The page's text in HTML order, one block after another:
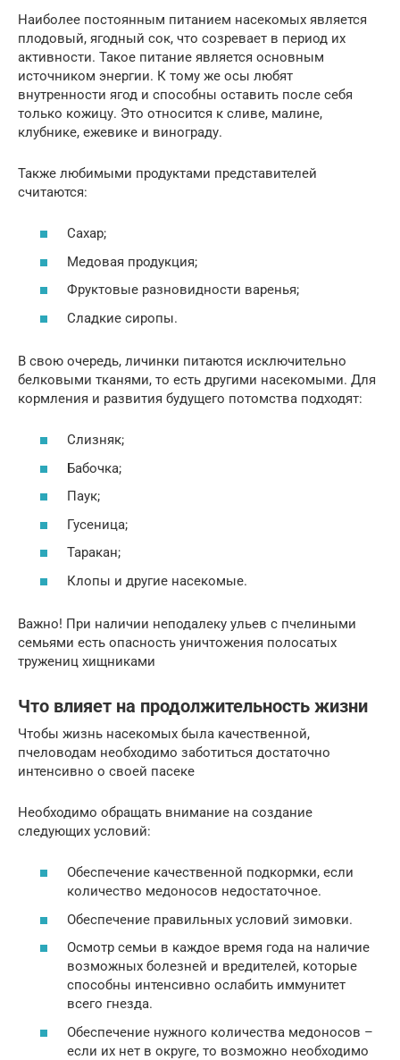
Наиболее постоянным питанием насекомых является
плодовый, ягодный сок, что созревает в период их
активности. Такое питание является основным
источником энергии. К тому же осы любят
внутренности ягод и способны оставить после себя
только кожицу. Это относится к сливе, малине,
клубнике, ежевике и винограду.
Также любимыми продуктами представителей
считаются:
Сахар;
Медовая продукция;
Фруктовые разновидности варенья;
Сладкие сиропы.
В свою очередь, личинки питаются исключительно
белковыми тканями, то есть другими насекомыми. Для
кормления и развития будущего потомства подходят:
Слизняк;
Бабочка;
Паук;
Гусеница;
Таракан;
Клопы и другие насекомые.
Важно! При наличии неподалеку ульев с пчелиными
семьями есть опасность уничтожения полосатых
тружениц хищниками
Что влияет на продолжительность жизни
Чтобы жизнь насекомых была качественной,
пчеловодам необходимо заботиться достаточно
интенсивно о своей пасеке
Необходимо обращать внимание на создание
следующих условий:
Обеспечение качественной подкормки, если
количество медоносов недостаточное.
Обеспечение правильных условий зимовки.
Осмотр семьи в каждое время года на наличие
возможных болезней и вредителей, которые
способны интенсивно ослабить иммунитет
всего гнезда.
Обеспечение нужного количества медоносов –
если их нет в округе, то возможно необходимо